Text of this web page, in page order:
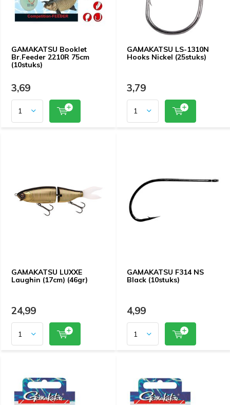
GAMAKATSU Booklet
Br.Feeder 2210R 75cm
(10stuks)
3,69
GAMAKATSU LS-1310N
Hooks Nickel (25stuks)
3,79
GAMAKATSU LUXXE
Laughin (17cm) (46gr)
24,99
GAMAKATSU F314 NS
Black (10stuks)
4,99